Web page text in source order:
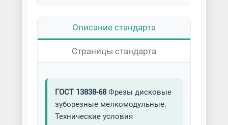
Описание стандарта
Страницы стандарта
ГОСТ 13838-68Фрезы дисковые
зуборезные мелкомодульные.
Технические условия